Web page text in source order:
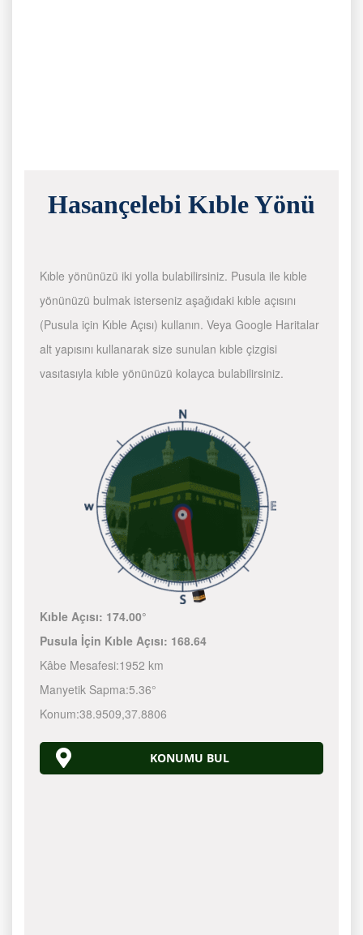
Hasançelebi Kıble Yönü
Kıble yönünüzü iki yolla bulabilirsiniz. Pusula ile kıble
yönünüzü bulmak isterseniz aşağıdaki kıble açısını
(Pusula için Kıble Açısı) kullanın. Veya Google Haritalar
alt yapısını kullanarak size sunulan kıble çizgisi
vasıtasıyla kıble yönünüzü kolayca bulabilirsiniz.
Kıble Açısı: 174.00°
Pusula İçin Kıble Açısı: 168.64
Kâbe Mesafesi:1952 km
Manyetik Sapma:5.36°
Konum:38.9509,37.8806
KONUMU BUL